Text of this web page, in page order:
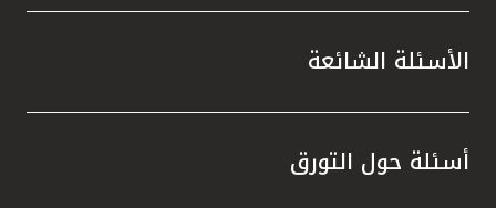
الأسئلة الشائعة
أسئلة حول التورق